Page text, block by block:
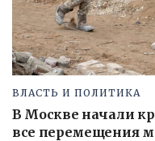
ВЛАСТЬ И ПОЛИТИКА
В Москве начали
все перемещения